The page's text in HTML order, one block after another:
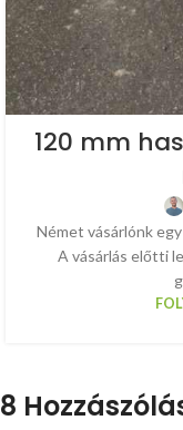
120 mm
Német vásárlónk
A vásárlás előtti
8